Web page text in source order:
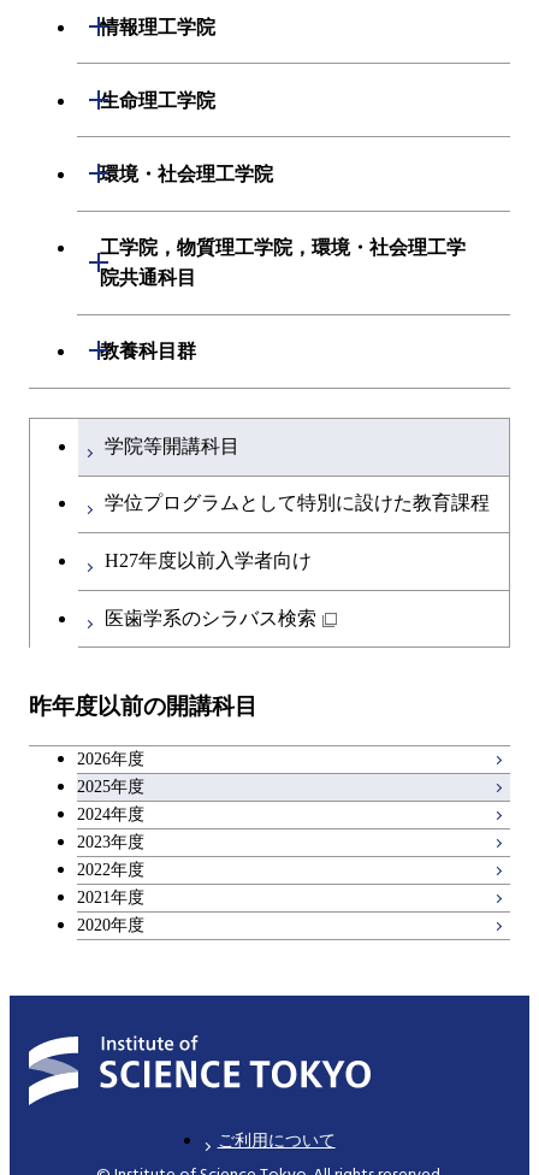
材料系
初年次専門科目
共通専門科目
情報理工学院
開閉
数理・計算科学系
初年次専門科目
創造プロセス科目
共通専門科目
生命理工学院
開閉
生命理工学系
創造プロセス科目
共通専門科目
環境・社会理工学院
開閉
建築学系
融合理工学系
初年次専門科目
工学院，物質理工学院，環境・社会理工学
院共通科目
開閉
工学院，物質理工学院，環境・社会
教養科目群
開閉
文系教養科目
英語科目
第二外国語科目
アントレプレナーシップ科目
学士課程を切り替える
学院等開講科目
学位プログラムとして特別に設けた教育課程
H27年度以前入学者向け
医歯学系のシラバス検索
昨年度以前の開講科目
2026年度
2025年度
2024年度
2023年度
2022年度
2021年度
2020年度
ご利用について